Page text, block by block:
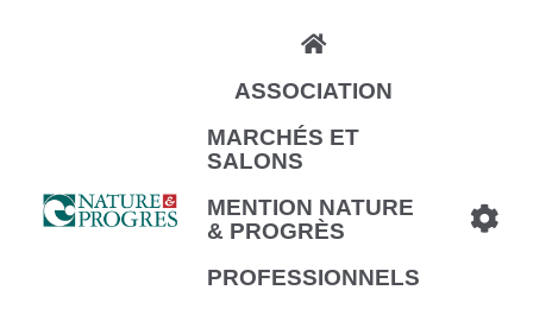
ASSOCIATION
MARCHÉS ET
SALONS
MENTION NATURE
& PROGRÈS
PROFESSIONNELS